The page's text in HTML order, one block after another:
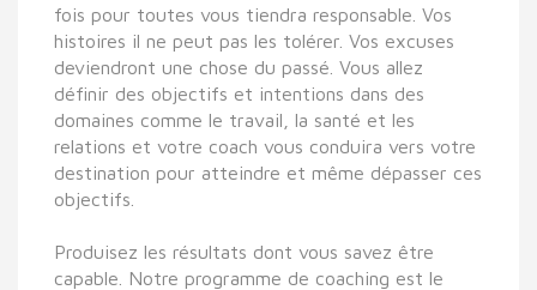
fois pour toutes vous tiendra responsable. Vos
histoires il ne peut pas les tolérer. Vos excuses
deviendront une chose du passé. Vous allez
définir des objectifs et intentions dans des
domaines comme le travail, la santé et les
relations et votre coach vous conduira vers votre
destination pour atteindre et même dépasser ces
objectifs.
Produisez les résultats dont vous savez être
capable.
Notre programme de coaching est le